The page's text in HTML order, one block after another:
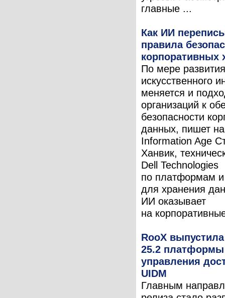
главные ...
Как ИИ
правила
корпоративных
По мере развития
искусственного
меняется и
организаций к
безопасности
данных, пишет
Information Age
Ханвик,
Dell Technologies
по платформам
для хранения
ИИ оказывает
на
RooX
25.2 платформы
управления
UIDM
Главным